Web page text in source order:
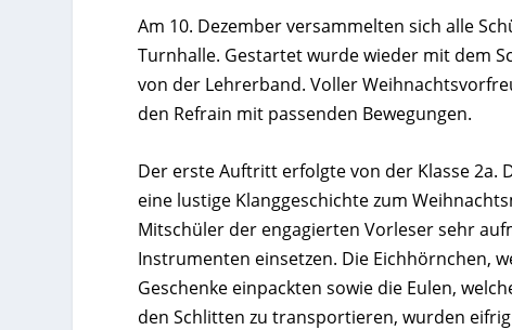
Am 10. Dezember versammelten sich alle
Turnhalle. Gestartet wurde wieder mit dem
von der Lehrerband. Voller
den Refrain mit passenden Bewegungen.
Der erste Auftritt erfolgte von der Klasse 2a.
eine lustige Klanggeschichte zum
Mitschüler der engagierten Vorleser sehr
Instrumenten einsetzen. Die Eichhörnchen,
Geschenke einpackten sowie die Eulen,
den Schlitten zu transportieren, wurden